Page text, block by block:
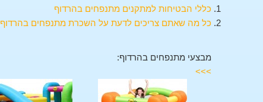
כללי הבטיחות למתקנים מתנפחים בהרדוף
כל מה שאתם צריכים לדעת על השכרת מתנפחים בהרדוף
מבצעי מתנפחים בהרדוף:
>>>